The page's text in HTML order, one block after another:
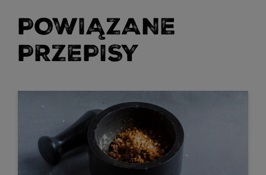
POWIĄZANE
PRZEPISY